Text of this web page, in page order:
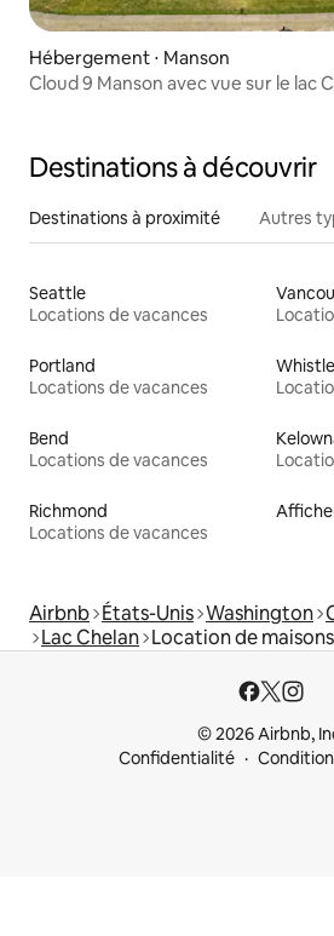
Hébergement ⋅ Manson
Cloud 9 Manson avec vue sur le lac
Destinations à découvrir
Destinations à proximité Autres
Seattle
Locations de vacances
Portland
Locations de vacances
Bend
Locations de vacances
Richmond
Locations de vacances
Airbnb États-Unis Washington
Lac Chelan Location de
© 2026 Airbnb,
Confidentialité